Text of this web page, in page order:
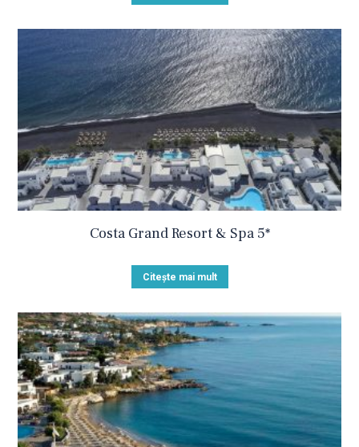
Costa Grand Resort & Spa 5*
Citește mai mult